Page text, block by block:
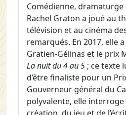
Comédienne,
Rachel Graton a joué au
télévision et au cinéma
remarqués. En 2017, elle
Gratien-Gélinas et le prix
La nuit du 4 au 5 ; ce texte
d’être finaliste pour un
Gouverneur général du
polyvalente, elle interroge
création, du jeu et de